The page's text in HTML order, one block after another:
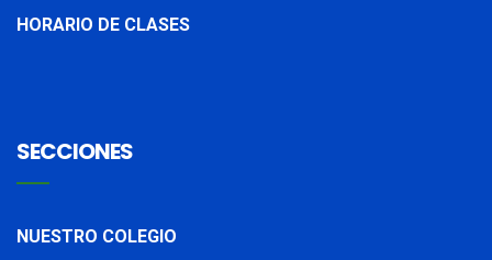
HORARIO DE CLASES
SECCIONES
NUESTRO COLEGIO